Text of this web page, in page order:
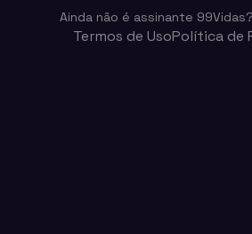
Ainda não é assinante 99Vidas?
Termos de UsoPolítica de